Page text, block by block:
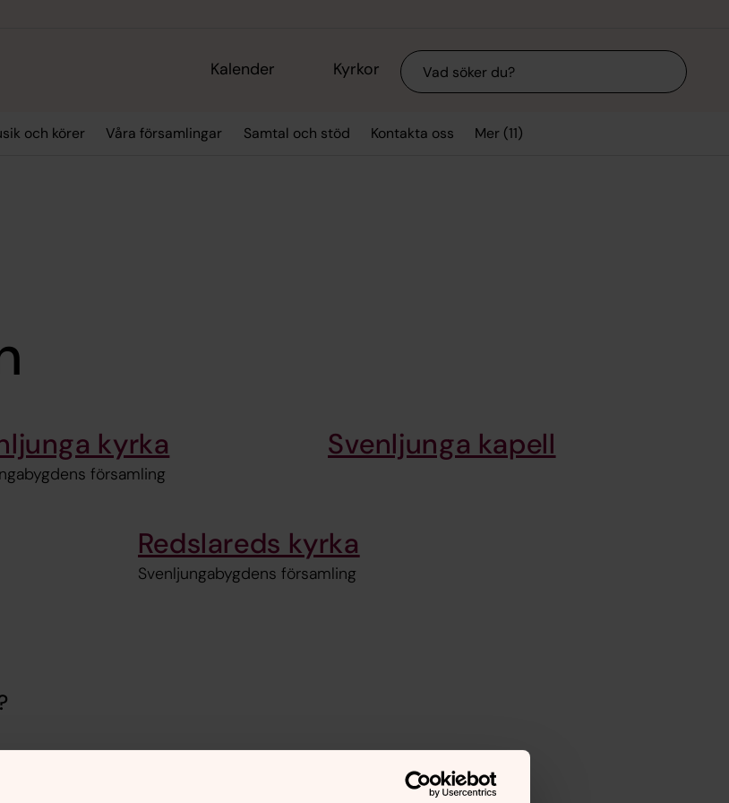
Kalender Kyrkor Sök
och körer Våra församlingar Samtal och stöd Kontakta oss Mer (11)
kyrka
församling
Svenljunga kapell
Redslareds kyrka
Svenljungabygdens församling